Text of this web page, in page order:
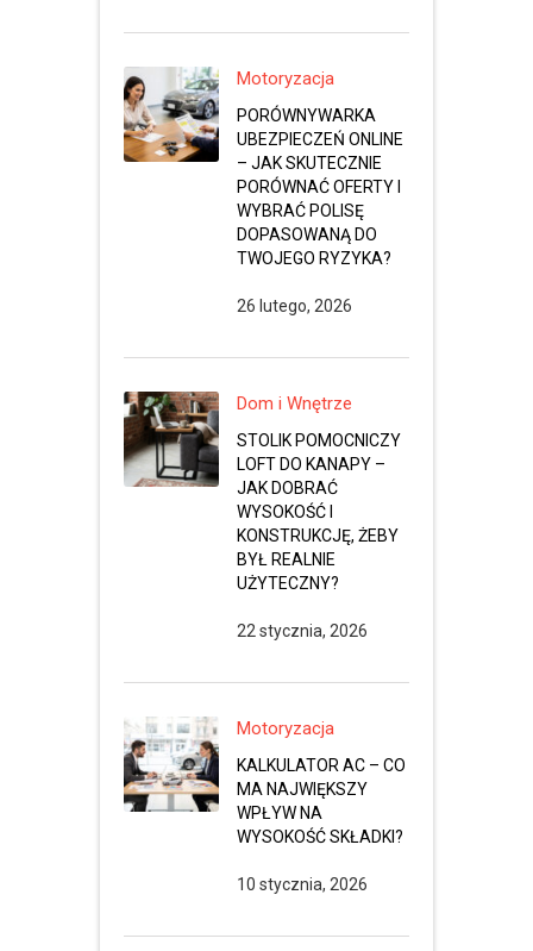
Motoryzacja
PORÓWNYWARKA
UBEZPIECZEŃ ONLINE
– JAK SKUTECZNIE
PORÓWNAĆ OFERTY I
WYBRAĆ POLISĘ
DOPASOWANĄ DO
TWOJEGO RYZYKA?
26 lutego, 2026
Dom i Wnętrze
STOLIK POMOCNICZY
LOFT DO KANAPY –
JAK DOBRAĆ
WYSOKOŚĆ I
KONSTRUKCJĘ, ŻEBY
BYŁ REALNIE
UŻYTECZNY?
22 stycznia, 2026
Motoryzacja
KALKULATOR AC – CO
MA NAJWIĘKSZY
WPŁYW NA
WYSOKOŚĆ SKŁADKI?
10 stycznia, 2026